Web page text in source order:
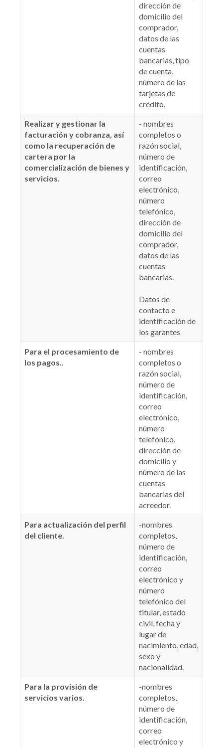
dirección de
domicilio del
comprador,
datos de las
cuentas
bancarias, tipo
de cuenta,
número de las
tarjetas de
crédito.
Realizar y gestionar la
facturación y cobranza, así
como la recuperación de
cartera por la
comercialización de bienes y
servicios.
- nombres
completos o
razón social,
número de
identificación,
correo
electrónico,
número
telefónico,
dirección de
domicilio del
comprador,
datos de las
cuentas
bancarias.
Datos de
contacto e
identificación de
los garantes
Para el procesamiento de
los pagos..
- nombres
completos o
razón social,
número de
identificación,
correo
electrónico,
número
telefónico,
dirección de
domicilio y
número de las
cuentas
bancarias del
acreedor.
Para actualización del perfil
del cliente.
-nombres
completos,
número de
identificación,
correo
electrónico y
número
telefónico del
titular, estado
civil, fecha y
lugar de
nacimiento, edad,
sexo y
nacionalidad.
Para la provisión de
servicios varios.
-nombres
completos,
número de
identificación,
correo
electrónico y